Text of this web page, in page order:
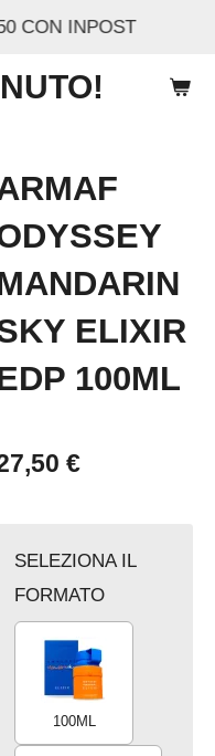
CON INPOST
ELIXIR
100ML
€
SELEZIONA IL
FORMATO
100ML